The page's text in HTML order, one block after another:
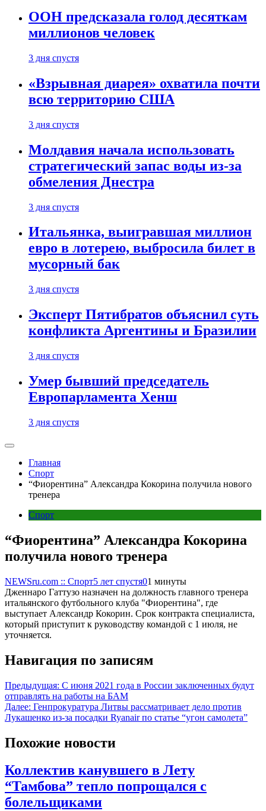
ООН предсказала голод десяткам
миллионов человек
3 дня спустя
«Взрывная диарея» охватила почти
всю территорию США
3 дня спустя
Молдавия начала использовать
стратегический запас воды из-за
обмеления Днестра
3 дня спустя
Итальянка, выигравшая миллион
евро в лотерею, выбросила билет в
мусорный бак
3 дня спустя
Эксперт Пятибратов объяснил суть
конфликта Аргентины и Бразилии
3 дня спустя
Умер бывший председатель
Европарламента Хенш
3 дня спустя
Главная
Спорт
“Фиорентина” Александра Кокорина получила нового
тренера
Спорт
“Фиорентина” Александра Кокорина
получила нового тренера
NEWSru.com :: Спорт5 лет спустя01 минуты
Дженнаро Гаттузо назначен на должность главного тренера
итальянского футбольного клуба "Фиорентина", где
выступает Александр Кокорин. Срок контракта специалиста,
который приступит к руководству командой с 1 июля, не
уточняется.
Навигация по записям
Предыдущая: С июня 2021 года в России заключенных будут
отправлять на работы на БАМ
Далее: Генпрокуратура Литвы рассматривает дело против
Лукашенко из-за посадки Ryanair по статье “угон самолета”
Похожие новости
Коллектив канувшего в Лету
“Тамбова” тепло попрощался с
болельщиками